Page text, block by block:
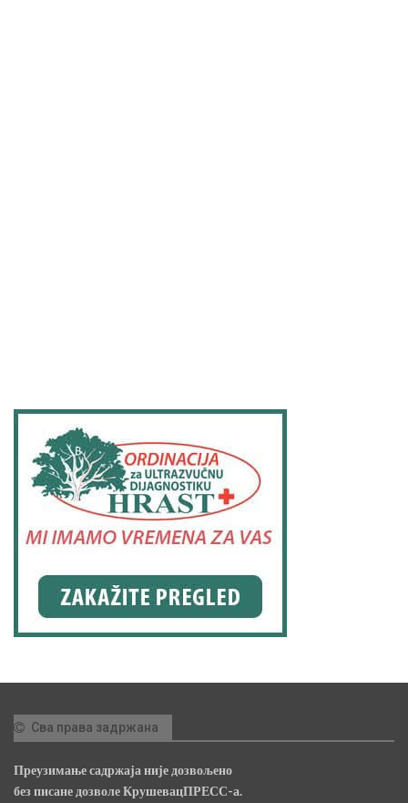
Сва права задржана
Преузимање садржаја није дозвољено
без писане дозволе КрушевацПРЕСС-а.